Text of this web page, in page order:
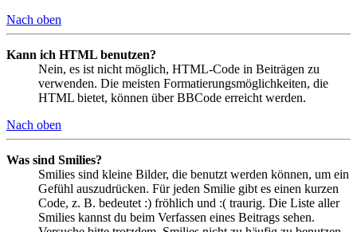
Nach oben
Kann ich HTML benutzen?
Nein, es ist nicht möglich, HTML-Code in Beiträgen zu
verwenden. Die meisten Formatierungsmöglichkeiten, die
HTML bietet, können über BBCode erreicht werden.
Nach oben
Was sind Smilies?
Smilies sind kleine Bilder, die benutzt werden können, um ein
Gefühl auszudrücken. Für jeden Smilie gibt es einen kurzen
Code, z. B. bedeutet :) fröhlich und :( traurig. Die Liste aller
Smilies kannst du beim Verfassen eines Beitrags sehen.